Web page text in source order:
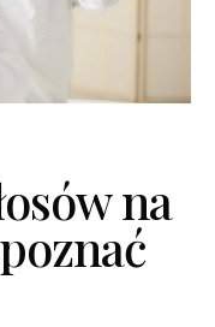
na